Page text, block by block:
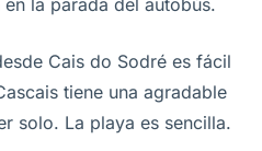
la parada del autobús.
Cais do Sodré es fácil
tiene una agradable
solo. La playa es sencilla.